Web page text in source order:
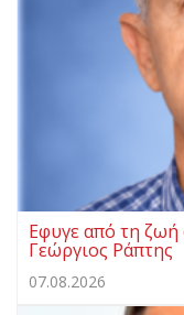
Εφυγε από τη ζωή
Γεώργιος Ράπτης
07.08.2026